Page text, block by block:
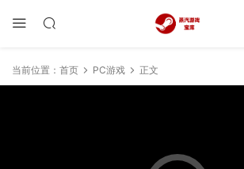
当前位置： 首页 PC游戏 正文
50% 75% 100%